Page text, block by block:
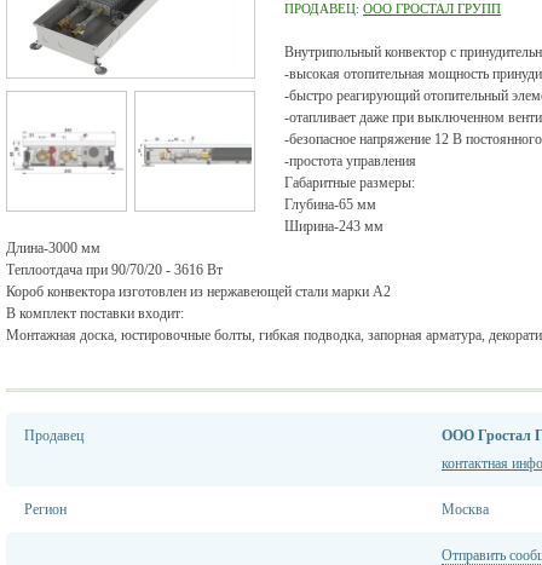
ПРОДАВЕЦ: ООО ГРОСТАЛ ГРУПП
Внутрипольный конвектор с
-высокая отопительная мощность
-быстро реагирующий отопительный
-отапливает даже при выключенном
-безопасное напряжение 12 В
-простота управления
Габаритные размеры:
Глубина-65 мм
Ширина-243 мм
Длина-3000 мм
Теплоотдача при 90/70/20 - 3616 Вт
Короб конвектора изготовлен из нержавеющей стали марки А2
В комплект поставки входит:
Монтажная доска, юстировочные болты, гибкая подводка, запорная арматура,
Продавец
ООО Гростал
контактная
Регион Москва
Отправить